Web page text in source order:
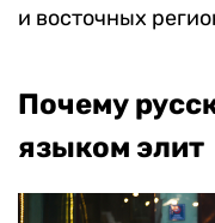
и восточных
Почему
языком элит